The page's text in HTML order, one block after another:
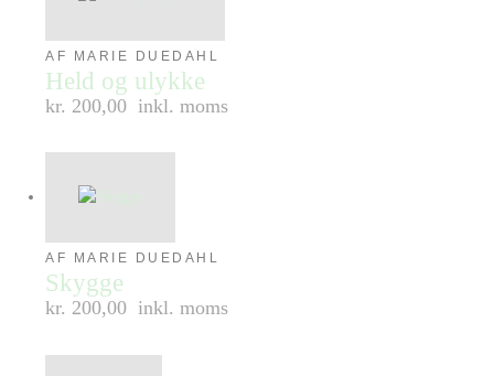
AF MARIE DUEDAHL
Held og ulykke
kr. 200,00 inkl. moms
AF MARIE DUEDAHL
Skygge
kr. 200,00 inkl. moms